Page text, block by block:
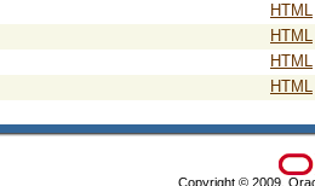
HTML
HTML
HTML
HTML
Copyright © 2009,